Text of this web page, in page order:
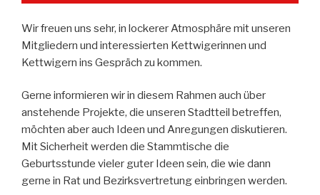
Wir freuen uns sehr, in lockerer Atmosphäre mit unseren
Mitgliedern und interessierten Kettwigerinnen und
Kettwigern ins Gespräch zu kommen.
Gerne informieren wir in diesem Rahmen auch über
anstehende Projekte, die unseren Stadtteil betreffen,
möchten aber auch Ideen und Anregungen diskutieren.
Mit Sicherheit werden die Stammtische die
Geburtsstunde vieler guter Ideen sein, die wie dann
gerne in Rat und Bezirksvertretung einbringen werden.